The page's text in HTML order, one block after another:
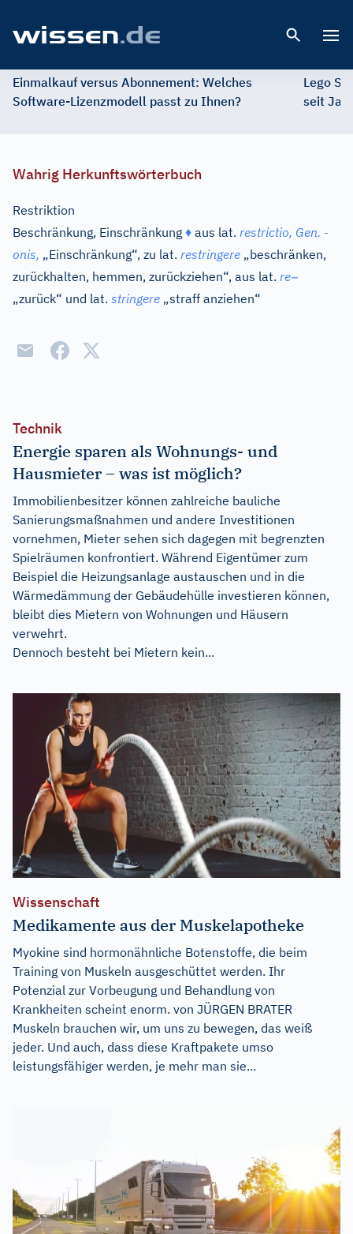
Einmalkauf versus Abonnement: Welches
Software-Lizenzmodell passt zu Ihnen?
Lego
seit
Wahrig Herkunftswörterbuch
Restriktion
Beschränkung, Einschränkung ♦ aus lat. restrictio, Gen. -
onis, „Einschränkung“, zu lat. restringere „beschränken,
zurückhalten, hemmen, zurückziehen“, aus lat. re–
„zurück“ und lat. stringere „straff anziehen“
Technik
Energie sparen als Wohnungs- und
Hausmieter – was ist möglich?
Immobilienbesitzer können zahlreiche bauliche
Sanierungsmaßnahmen und andere Investitionen
vornehmen, Mieter sehen sich dagegen mit begrenzten
Spielräumen konfrontiert. Während Eigentümer zum
Beispiel die Heizungsanlage austauschen und in die
Wärmedämmung der Gebäudehülle investieren können,
bleibt dies Mietern von Wohnungen und Häusern
verwehrt.
Dennoch besteht bei Mietern kein...
Wissenschaft
Medikamente aus der Muskelapotheke
Myokine sind hormonähnliche Botenstoffe, die beim
Training von Muskeln ausgeschüttet werden. Ihr
Potenzial zur Vorbeugung und Behandlung von
Krankheiten scheint enorm. von JÜRGEN BRATER
Muskeln brauchen wir, um uns zu bewegen, das weiß
jeder. Und auch, dass diese Kraftpakete umso
leistungsfähiger werden, je mehr man sie...